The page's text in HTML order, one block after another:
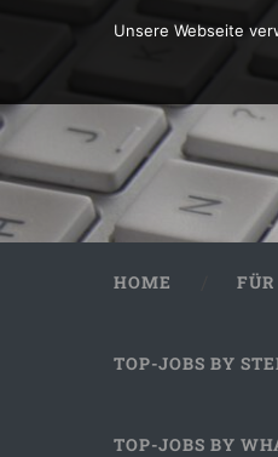
HOME
TOP-JOBS BY
TOP-JOBS BY
Unsere Webseite